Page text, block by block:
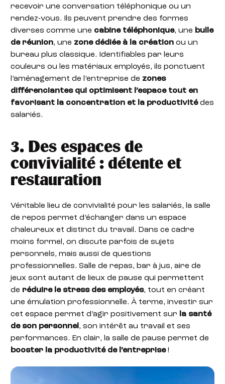
recevoir une conversation téléphonique ou un
rendez-vous. Ils peuvent prendre des formes
diverses comme une cabine téléphonique, une bulle
de réunion, une zone dédiée à la création ou un
bureau plus classique. Identifiables par leurs
couleurs ou les matériaux employés, ils ponctuent
l’aménagement de l’entreprise de zones
différenciantes qui optimisent l’espace tout en
favorisant la concentration et la productivitédes
salariés.
3. Des espaces de
convivialité : détente et
restauration
Véritable lieu de convivialité pour les salariés, la salle
de repos permet d’échanger dans un espace
chaleureux et distinct du travail. Dans ce cadre
moins formel, on discute parfois de sujets
personnels, mais aussi de questions
professionnelles. Salle de repas, bar à jus, aire de
jeux sont autant de lieux de pause qui permettent
de réduire le stress des employés, tout en créant
une émulation professionnelle. À terme, investir sur
cet espace permet d’agir positivement sur
la santé
de son personnel , son intérêt au travail et ses
performances. En clair, la salle de pause permet de
booster la productivité de l’entreprise!